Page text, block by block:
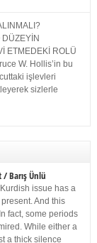
ETMEDEKİ ROLÜ
W. Hollis’in bu
işlevleri
sizlerle
Barış Ünlü
issue has a
And this
fact, some periods
While either a
a thick silence